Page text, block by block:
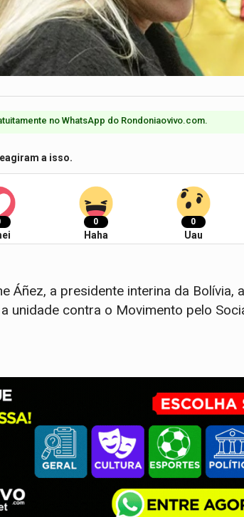
no WhatsApp do Rondoniaovivo.com.​
a isso.
0
Haha
0
Uau
Áñez, a presidente interina da
unidade contra o Movimento pelo